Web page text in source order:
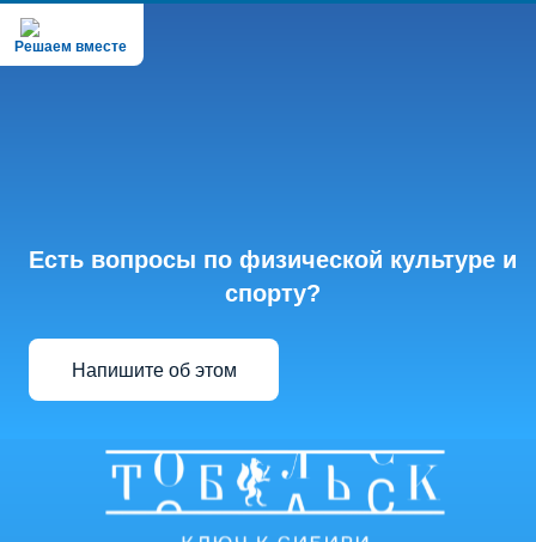
Решаем вместе
Есть вопросы по физической культуре и
спорту?
Напишите об этом